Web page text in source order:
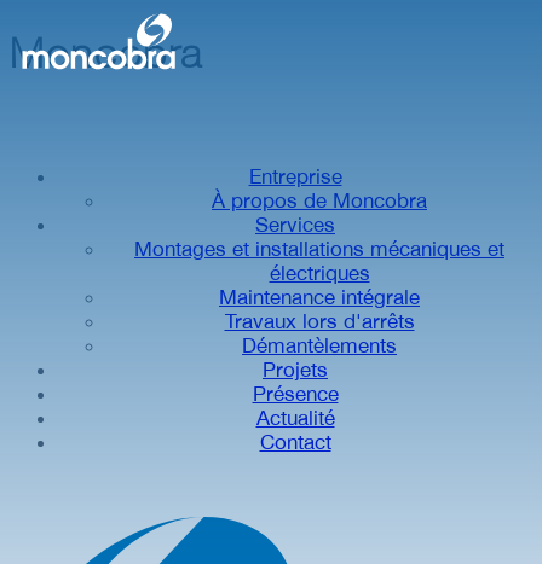
Moncobra
Entreprise
À propos de Moncobra
Services
Montages et installations mécaniques et
électriques
Maintenance intégrale
Travaux lors d'arrêts
Démantèlements
Projets
Présence
Actualité
Contact